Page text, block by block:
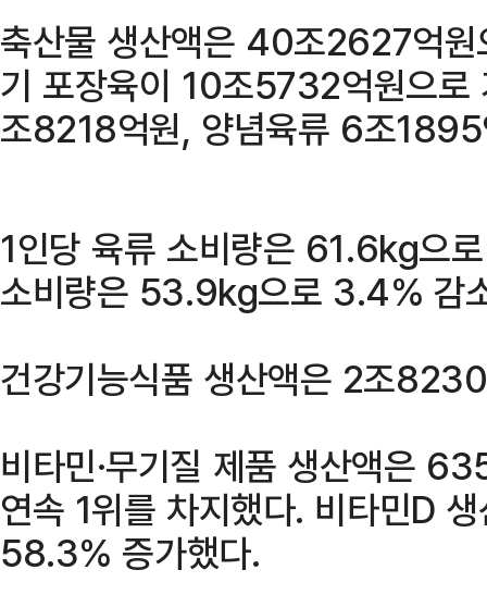
축산물 생산액은 40조2627억
기 포장육이 10조5732억원으로
조8218억원, 양념육류 6조1895
1인당 육류 소비량은 61.6kg으
소비량은 53.9kg으로 3.4% 감
건강기능식품 생산액은 2조
비타민·무기질 제품 생산액은
연속 1위를 차지했다. 비타민D
58.3% 증가했다.